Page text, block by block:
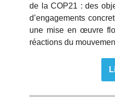
de la COP21 : des
d’engagements
une mise en œuvre
réactions du